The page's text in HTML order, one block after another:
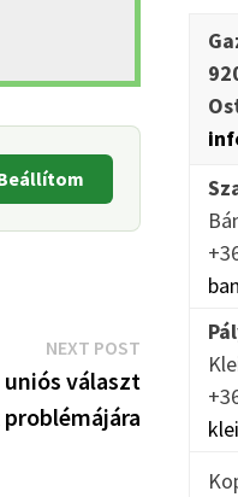
NEXT POSTNext
post:
választ